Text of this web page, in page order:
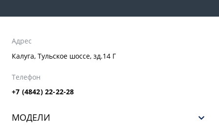
Адрес
Калуга, Тульское шоссе, зд.14 Г
Телефон
+7 (4842) 22-22-28
МОДЕЛИ